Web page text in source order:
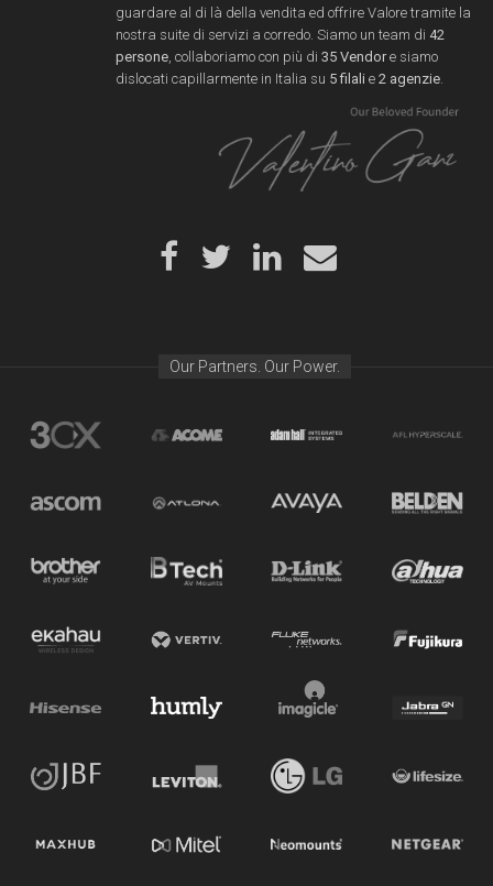
guardare al di là della vendita ed offrire Valore tramite la
nostra suite di servizi a corredo. Siamo un team di 42
persone , collaboriamo con più di 35 Vendore siamo
dislocati capillarmente in Italia su 5 filali e 2 agenzie